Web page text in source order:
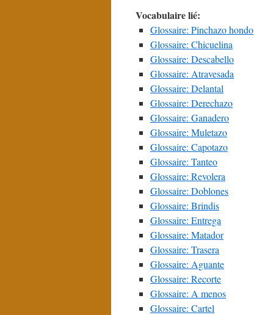
Vocabulaire lié:
Glossaire: Pinchazo hondo
Glossaire: Chicuelina
Glossaire: Descabello
Glossaire: Atravesada
Glossaire: Delantal
Glossaire: Derechazo
Glossaire: Ganadero
Glossaire: Muletazo
Glossaire: Capotazo
Glossaire: Tanteo
Glossaire: Revolera
Glossaire: Doblones
Glossaire: Brindis
Glossaire: Entrega
Glossaire: Matador
Glossaire: Trasera
Glossaire: Aguante
Glossaire: Recorte
Glossaire: A menos
Glossaire: Cartel